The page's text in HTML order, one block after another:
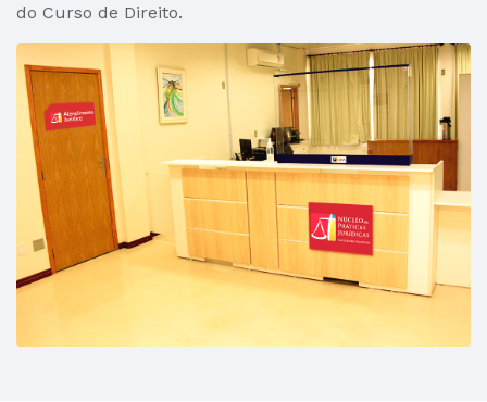
do Curso de Direito.